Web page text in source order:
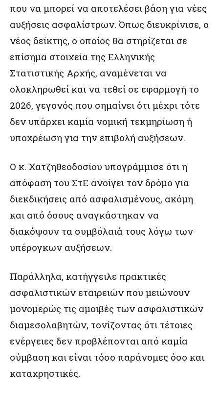
που να μπορεί να αποτελέσει βάση για νέες
αυξήσεις ασφαλίστρων. Όπως διευκρίνισε, ο
νέος δείκτης, ο οποίος θα στηρίζεται σε
επίσημα στοιχεία της Ελληνικής
Στατιστικής Αρχής, αναμένεται να
ολοκληρωθεί και να τεθεί σε εφαρμογή το
2026, γεγονός που σημαίνει ότι μέχρι τότε
δεν υπάρχει καμία νομική τεκμηρίωση ή
υποχρέωση για την επιβολή αυξήσεων.
Ο κ. Χατζηθεοδοσίου υπογράμμισε ότι η
απόφαση του ΣτΕ ανοίγει τον δρόμο για
διεκδικήσεις από ασφαλισμένους, ακόμη
και από όσους αναγκάστηκαν να
διακόψουν τα συμβόλαιά τους λόγω των
υπέρογκων αυξήσεων.
Παράλληλα, κατήγγειλε πρακτικές
ασφαλιστικών εταιρειών που μειώνουν
μονομερώς τις αμοιβές των ασφαλιστικών
διαμεσολαβητών, τονίζοντας ότι τέτοιες
ενέργειες δεν προβλέπονται από καμία
σύμβαση και είναι τόσο παράνομες όσο και
καταχρηστικές.